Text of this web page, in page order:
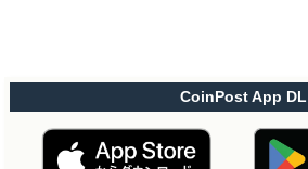
CoinPost App DL